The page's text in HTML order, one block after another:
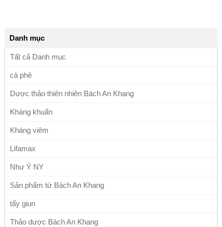
Danh mục
Tất cả Danh mục
cà phê
Dược thảo thiên nhiên Bách An Khang
Kháng khuẩn
Kháng viêm
Lifamax
Như Ý NY
Sản phẩm từ Bách An Khang
tẩy giun
Thảo dược Bách An Khang